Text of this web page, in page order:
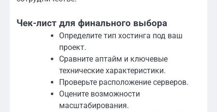
Чек-лист для финального выбора
Определите тип хостинга под ваш
проект.
Сравните аптайм и ключевые
технические характеристики.
Проверьте расположение серверов.
Оцените возможности
масштабирования.